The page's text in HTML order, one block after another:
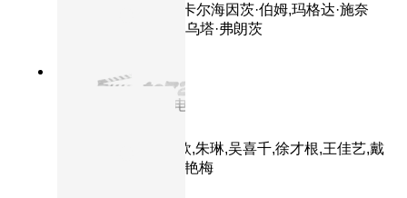
主演：罗密·施奈德,卡尔海因茨·伯姆,玛格达·施奈
德,古斯塔夫·克努特,乌塔·弗朗茨
主演：周里京,张伟欣,朱琳,吴喜千,徐才根,王佳艺,戴
兆安,卢青,杨冬雁,季艳梅